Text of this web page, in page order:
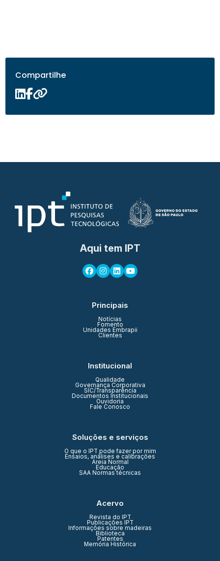
Compartilhe
Aqui tem IPT
Principais
Notícias
Fomento
Unidades Embrapii
Clientes
Institucional
Qualidade
Governança Corporativa
SIC/Transparência
Documentos Institucionais
Ouvidoria
Fale Conosco
Soluções e serviços
O que o IPT pode fazer por mim
Ensaios, análises e calibrações
Areia Normal
Educação
SAA Normas técnicas
Acervo
Revista do IPT
Publicações IPT
Informações sobre madeiras
Biblioteca
Patentes
Memória Histórica